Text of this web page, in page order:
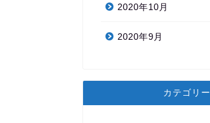
2020年10月
2020年9月
カテゴリー